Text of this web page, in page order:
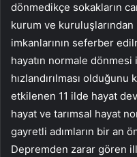
dönmedikçe sokakların
kurum ve
imkanlarının seferber
hayatın normale dönmesi
hızlandırılması olduğunu
etkilenen 11 ilde hayat
hayat ve tarımsal hayat
gayretli adımların bir an
Depremden zarar gören